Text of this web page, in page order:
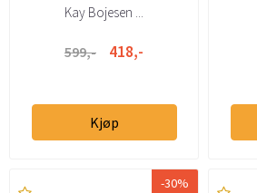
Kay Bojesen ...
599,- 418,-
Kjøp
-30%